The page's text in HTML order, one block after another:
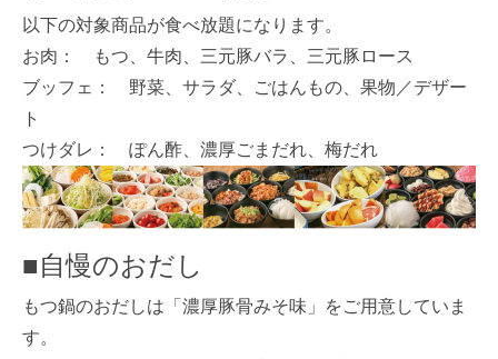
以下の対象商品が食べ放題になります。
お肉： もつ、牛肉、三元豚バラ、三元豚ロース
ブッフェ： 野菜、サラダ、ごはんもの、果物／デザー
ト
つけダレ： ぽん酢、濃厚ごまだれ、梅だれ
■自慢のおだし
もつ鍋のおだしは「濃厚豚骨みそ味」をご用意していま
す。